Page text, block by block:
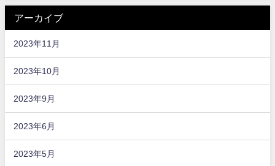
アーカイブ
2023年11月
2023年10月
2023年9月
2023年6月
2023年5月